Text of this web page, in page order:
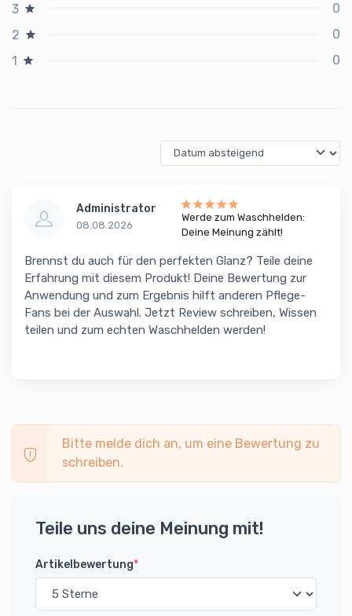
3
0
2
0
1
0
Administrator
08.08.2026
Werde zum Waschhelden:
Deine Meinung zählt!
Brennst du auch für den perfekten Glanz? Teile deine
Erfahrung mit diesem Produkt! Deine Bewertung zur
Anwendung und zum Ergebnis hilft anderen Pflege-
Fans bei der Auswahl. Jetzt Review schreiben, Wissen
teilen und zum echten Waschhelden werden!
Bitte melde dich an, um eine Bewertung zu
schreiben.
Teile uns deine Meinung mit!
Artikelbewertung*